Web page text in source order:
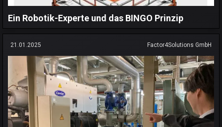
Ein Robotik-Experte und das BINGO Prinzip
21.01.2025 Factor4Solutions GmbH